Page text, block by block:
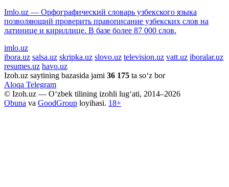
Imlo.uz — Орфографический словарь узбекского языка
позволяющий проверить правописание узбекских слов на
латинице и кириллице. В базе более 87 000 слов.
imlo.uz
ibora.uz salsa.uz skripka.uz slovo.uz television.uz vatt.uz iboralar.uz
resumes.uz havo.uz
Izoh.uz saytining bazasida jami 36 175 ta so‘z bor
Aloqa Telegram
© Izoh.uz — O‘zbek tilining izohli lug‘ati, 2014–2026
Obuna va GoodGroup loyihasi. 18+